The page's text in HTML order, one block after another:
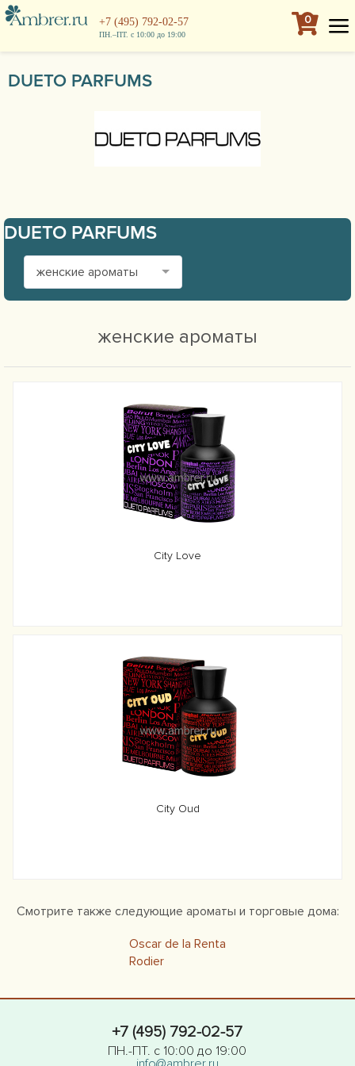
+7 (495) 792-02-57
ПН.–ПТ. с 10:00 до 19:00
0
DUETO PARFUMS
DUETO PARFUMS
женские ароматы
женские ароматы
City Love
City Oud
Смотрите также следующие ароматы и торговые дома:
Oscar de la Renta
Rodier
+7 (495) 792-02-57
ПН.-ПТ. с 10:00 до 19:00